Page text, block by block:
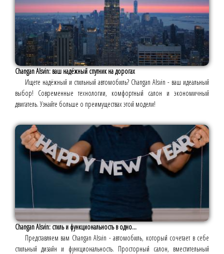
Changan Alsvin: ваш надёжный спутник на дорогах
Ищете надёжный и стильный автомобиль? Changan Alsvin - ваш идеальный
выбор! Современные технологии, комфортный салон и экономичный
двигатель. Узнайте больше о преимуществах этой модели!
Changan Alsvin: стиль и функциональность в одно...
Представляем вам Changan Alsvin - автомобиль, который сочетает в себе
стильный дизайн и функциональность. Просторный салон, вместительный